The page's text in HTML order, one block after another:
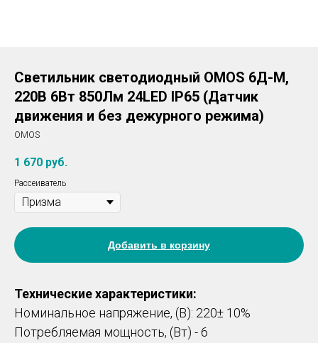
Светильник светодиодный OMOS 6Д-М,
220В 6Вт 850Лм 24LED IP65 (Датчик
движения и без дежурного режима)
OMOS
1 670 руб.
Рассеиватель
Добавить в корзину
Технические характеристики:
Номинальное напряжение, (В): 220± 10%
Потребляемая мощность, (Вт) - 6